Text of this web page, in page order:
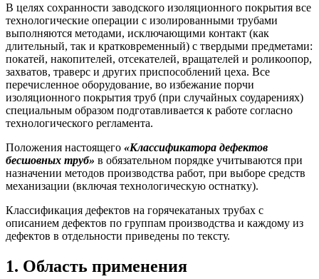
В целях сохранности заводского изоляционного покрытия все
технологические операции с изолированными трубами
выполняются методами, исключающими контакт (как
длительный, так и кратковременный) с твердыми предметами:
покатей, накопителей, отсекателей, вращателей и роликоопор,
захватов, траверс и других приспособлений цеха. Все
перечисленное оборудование, во избежание порчи
изоляционного покрытия труб (при случайных соударениях)
специальным образом подготавливается к работе согласно
технологического регламента.
Положения настоящего «Классификатора дефектов
бесшовных труб» в обязательном порядке учитываются при
назначении методов производства работ, при выборе средств
механизации (включая технологическую остнатку).
Классификация дефектов на горячекатаных трубах с
описанием дефектов по группам производства и каждому из
дефектов в отдельности приведены по тексту.
1. Область применения